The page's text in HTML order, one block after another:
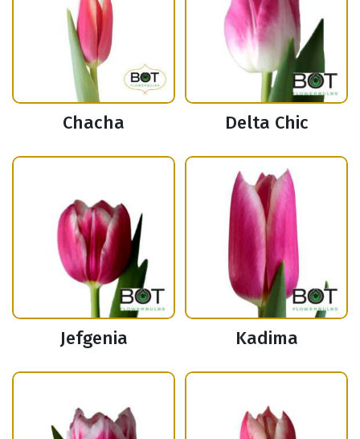
Chacha Delta Chic
Jefgenia Kadima